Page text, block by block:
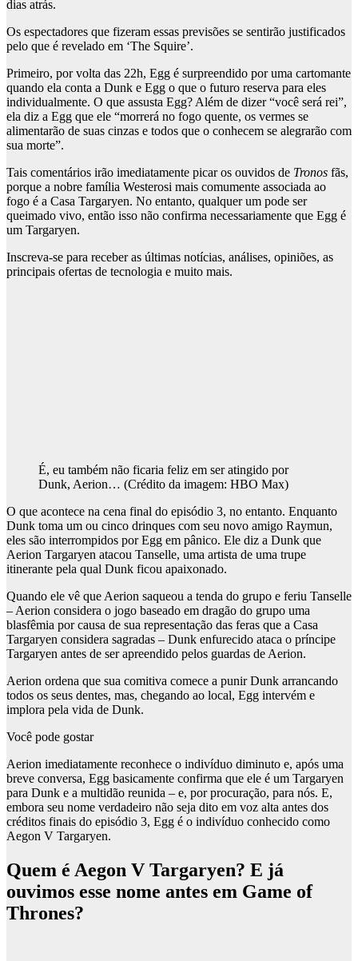
dias atrás.
Os espectadores que fizeram essas previsões se sentirão justificados
pelo que é revelado em ‘The Squire’.
Primeiro, por volta das 22h, Egg é surpreendido por uma cartomante
quando ela conta a Dunk e Egg o que o futuro reserva para eles
individualmente. O que assusta Egg? Além de dizer “você será rei”,
ela diz a Egg que ele “morrerá no fogo quente, os vermes se
alimentarão de suas cinzas e todos que o conhecem se alegrarão com
sua morte”.
Tais comentários irão imediatamente picar os ouvidos de Tronos fãs,
porque a nobre família Westerosi mais comumente associada ao
fogo é a Casa Targaryen. No entanto, qualquer um pode ser
queimado vivo, então isso não confirma necessariamente que Egg é
um Targaryen.
Inscreva-se para receber as últimas notícias, análises, opiniões, as
principais ofertas de tecnologia e muito mais.
É, eu também não ficaria feliz em ser atingido por
Dunk, Aerion… (Crédito da imagem: HBO Max)
O que acontece na cena final do episódio 3, no entanto. Enquanto
Dunk toma um ou cinco drinques com seu novo amigo Raymun,
eles são interrompidos por Egg em pânico. Ele diz a Dunk que
Aerion Targaryen atacou Tanselle, uma artista de uma trupe
itinerante pela qual Dunk ficou apaixonado.
Quando ele vê que Aerion saqueou a tenda do grupo e feriu Tanselle
– Aerion considera o jogo baseado em dragão do grupo uma
blasfêmia por causa de sua representação das feras que a Casa
Targaryen considera sagradas – Dunk enfurecido ataca o príncipe
Targaryen antes de ser apreendido pelos guardas de Aerion.
Aerion ordena que sua comitiva comece a punir Dunk arrancando
todos os seus dentes, mas, chegando ao local, Egg intervém e
implora pela vida de Dunk.
Você pode gostar
Aerion imediatamente reconhece o indivíduo diminuto e, após uma
breve conversa, Egg basicamente confirma que ele é um Targaryen
para Dunk e a multidão reunida – e, por procuração, para nós. E,
embora seu nome verdadeiro não seja dito em voz alta antes dos
créditos finais do episódio 3, Egg é o indivíduo conhecido como
Aegon V Targaryen.
Quem é Aegon V Targaryen? E já
ouvimos esse nome antes em Game of
Thrones?